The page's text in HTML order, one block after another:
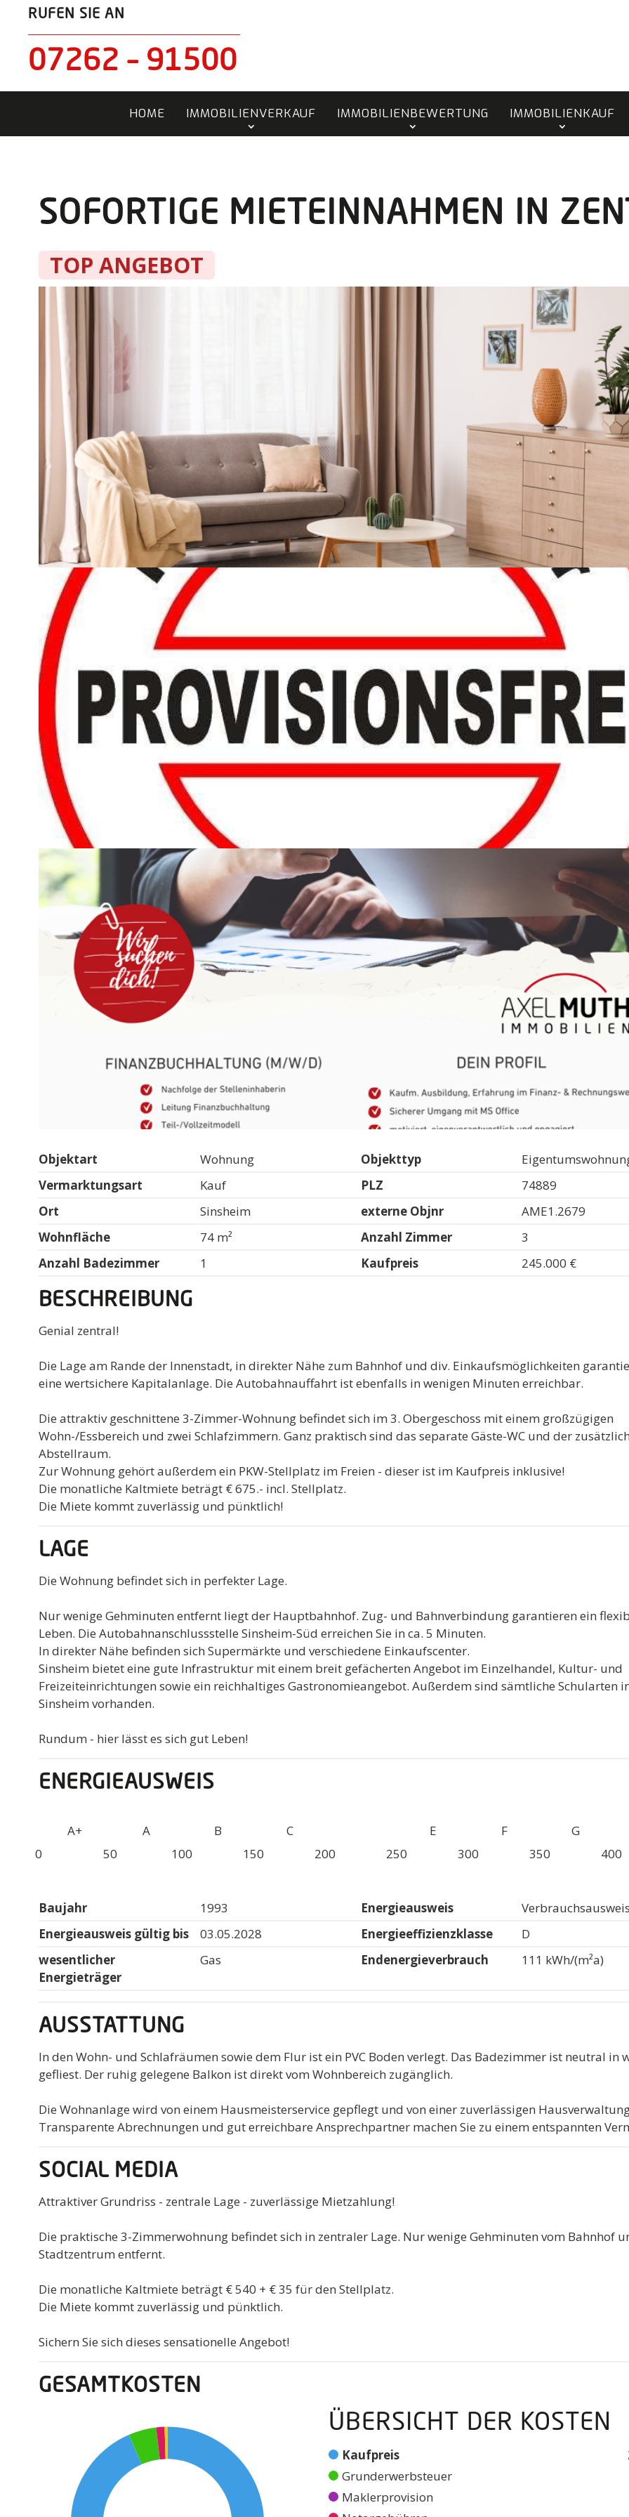
RUFEN SIE AN
07262 – 91500
HOME IMMOBILIENVERKAUF IMMOBILIENBEWERTUNG IMMOBILIENKAUF
SOFORTIGE MIETEINNAHMEN IN
TOP ANGEBOT
Objektart Wohnung Objekttyp
Vermarktungsart
Kauf PLZ
74889
Ort
Sinsheim externe Objnr
AME1.2679
Wohnfläche
74 m² Anzahl Zimmer
3
Anzahl Badezimmer
1 Kaufpreis 245.000 €
BESCHREIBUNG
Genial zentral!
Die Lage am Rande der Innenstadt, in direkter Nähe zum Bahnhof und div. Einkaufsmöglichkeiten
eine wertsichere Kapitalanlage. Die Autobahnauffahrt ist ebenfalls in wenigen Minuten erreichbar.
Die attraktiv geschnittene 3-Zimmer-Wohnung befindet sich im 3. Obergeschoss mit einem großzügigen
Wohn-/Essbereich und zwei Schlafzimmern. Ganz praktisch sind das separate Gäste-WC und der
Abstellraum.
Zur Wohnung gehört außerdem ein PKW-Stellplatz im Freien - dieser ist im Kaufpreis inklusive!
Die monatliche Kaltmiete beträgt € 675.- incl. Stellplatz.
Die Miete kommt zuverlässig und pünktlich!
LAGE
Die Wohnung befindet sich in perfekter Lage.
Nur wenige Gehminuten entfernt liegt der Hauptbahnhof. Zug- und Bahnverbindung garantieren ein
Leben. Die Autobahnanschlussstelle Sinsheim-Süd erreichen Sie in ca. 5 Minuten.
In direkter Nähe befinden sich Supermärkte und verschiedene Einkaufscenter.
Sinsheim bietet eine gute Infrastruktur mit einem breit gefächerten Angebot im Einzelhandel, Kultur- und
Freizeiteinrichtungen sowie ein reichhaltiges Gastronomieangebot. Außerdem sind sämtliche Schularten
Sinsheim vorhanden.
Rundum - hier lässt es sich gut Leben!
ENERGIEAUSWEIS
0
A+
50
A
100
B
150
C
200
250
E
300
F
350
G
400
Baujahr 1993 Energieausweis
Energieausweis gültig bis
03.05.2028 Energieeffizienzklasse
D
wesentlicher
Energieträger
Gas Endenergieverbrauch 111 kWh/(m²a)
AUSSTATTUNG
In den Wohn- und Schlafräumen sowie dem Flur ist ein PVC Boden verlegt. Das Badezimmer ist neutral in
gefliest. Der ruhig gelegene Balkon ist direkt vom Wohnbereich zugänglich.
Die Wohnanlage wird von einem Hausmeisterservice gepflegt und von einer zuverlässigen
Transparente Abrechnungen und gut erreichbare Ansprechpartner machen Sie zu einem entspannten
SOCIAL MEDIA
Attraktiver Grundriss - zentrale Lage - zuverlässige Mietzahlung!
Die praktische 3-Zimmerwohnung befindet sich in zentraler Lage. Nur wenige Gehminuten vom Bahnhof
Stadtzentrum entfernt.
Die monatliche Kaltmiete beträgt € 540 + € 35 für den Stellplatz.
Die Miete kommt zuverlässig und pünktlich.
Sichern Sie sich dieses sensationelle Angebot!
GESAMTKOSTEN
ÜBERSICHT DER KOSTEN
Kaufpreis
Grunderwerbsteuer
Maklerprovision